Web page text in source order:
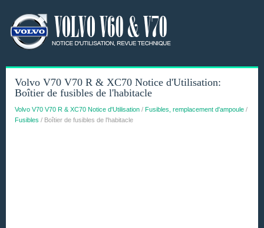
Volvo V70 V70 R & XC70 Notice d'Utilisation:
Boîtier de fusibles de l'habitacle
Volvo V70 V70 R & XC70 Notice d'Utilisation / Fusibles, remplacement d'ampoule /
Fusibles / Boîtier de fusibles de l'habitacle